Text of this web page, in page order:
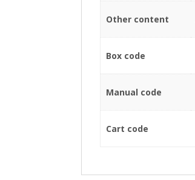
Other content
Box code
Manual code
Cart code